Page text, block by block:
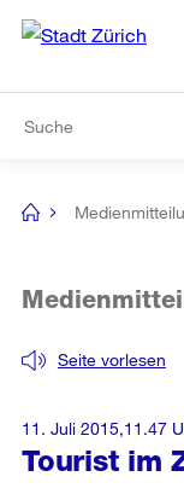
Navigation
[no
Tourist im
Seite vorlesen
11. Juli 2015,11.47